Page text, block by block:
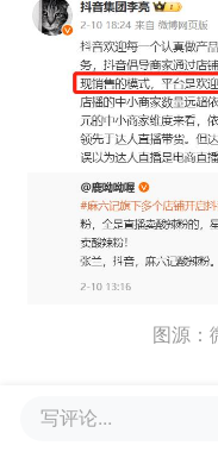
图源：
流量更多向“中
写评论...